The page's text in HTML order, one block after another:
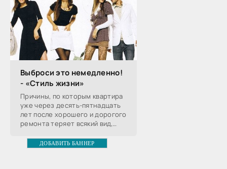
Выброси это немедленно!
- «Стиль жизни»
Причины, по которым квартира
уже через десять-пятнадцать
лет после хорошего и дорогого
ремонта теряет всякий вид,
них хозяин может совладать,
чтобы сохранить
ДОБАВИТЬ БАННЕР